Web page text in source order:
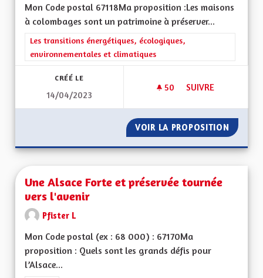
Mon Code postal 67118Ma proposition :Les maisons
à colombages sont un patrimoine à préserver...
Filtrer les résultats de la catégorie : Les transitions
Les transitions énergétiques, écologiques,
environnementales et climatiques
CRÉÉ LE
14/04/2023
50 50 ABONNÉS
SUIVRE
VOIR LA PROPOSITION
Une Alsace Forte et préservée tournée
vers l'avenir
Pfister L
Mon Code postal (ex : 68 000) : 67170Ma
proposition : Quels sont les grands défis pour
l’Alsace...